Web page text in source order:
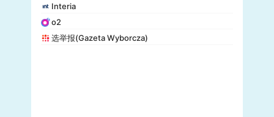
Interia
o2
选举报(Gazeta Wyborcza)